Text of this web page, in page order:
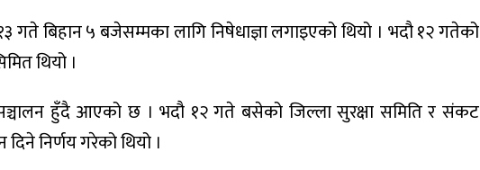
गते बिहान ५ बजेसम्मका लागि निषेधाज्ञा लगाइएको थियो । भदौ १२ गतेको
थियो ।
हुँदै आएको छ । भदौ १२ गते बसेको जिल्ला सुरक्षा समिति र संकट
निर्णय गरेको थियो ।